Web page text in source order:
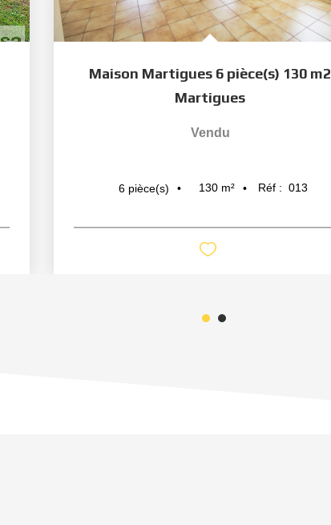
Maison Martigues 6 pièce(s) 130 m2
Martigues
Vendu
6 pièce(s) 130 m² Réf : 013